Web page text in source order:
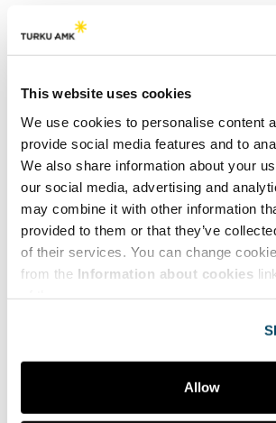
This website uses cookies
We use cookies to personalise content
provide social media features and to
We also share information about your
our social media, advertising and
may combine it with other information
provided to them or that they’ve
of their services. You can change
from the Information about cookies
Allow
Hyve | Health